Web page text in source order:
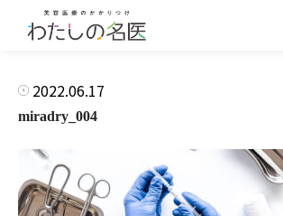
2022.06.17
miradry_004